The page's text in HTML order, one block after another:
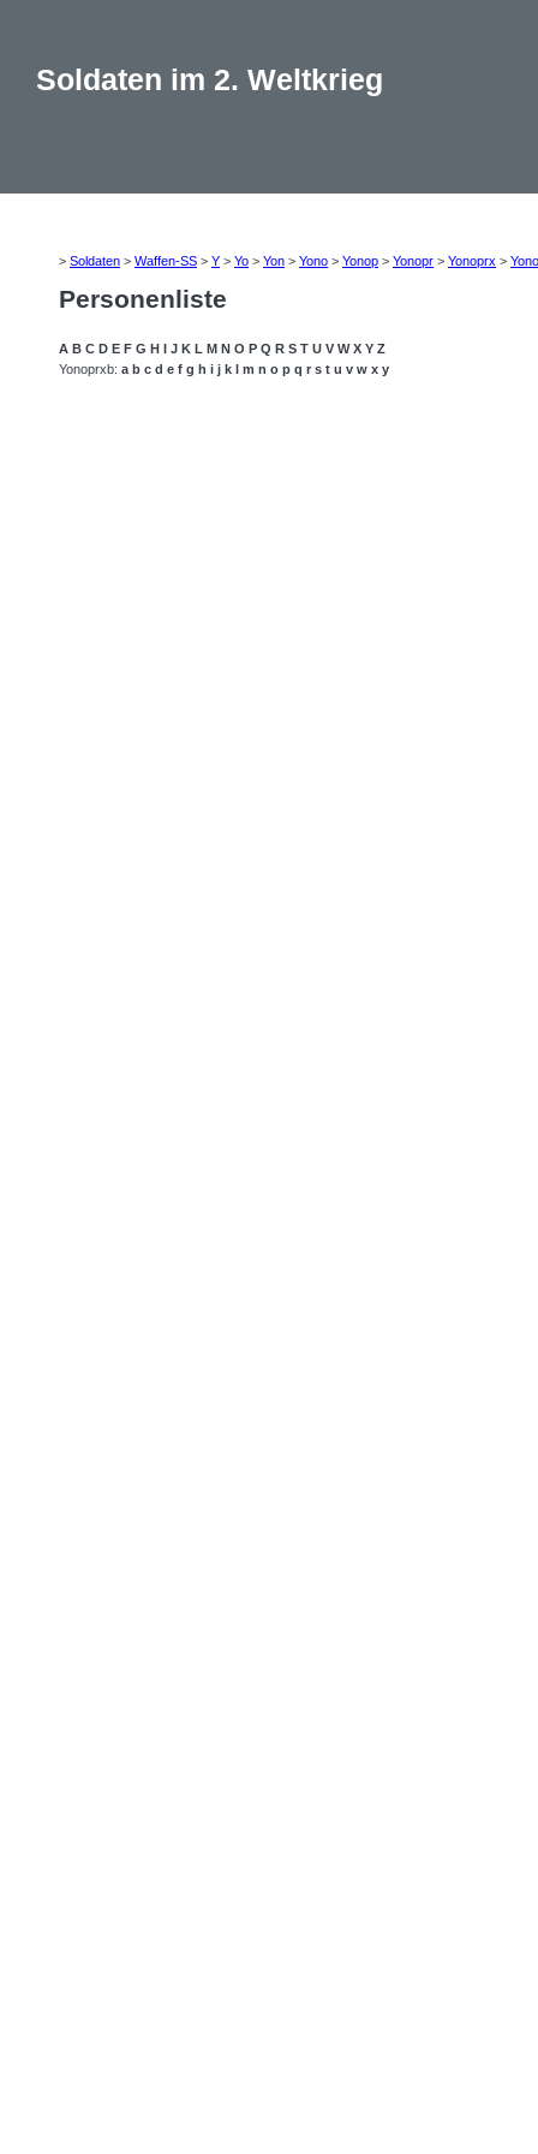
Soldaten im 2. Weltkrieg
> Soldaten > Waffen-SS > Y > Yo > Yon > Yono > Yonop > Yonopr > Yonoprx >
Personenliste
A B C D E F G H I J K L M N O P Q R S T U V W X Y Z
Yonoprxb: a b c d e f g h i j k l m n o p q r s t u v w x y